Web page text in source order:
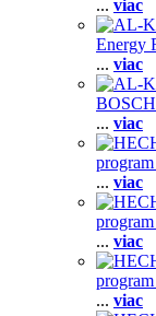
... viac
Energy
... viac
... viac
... viac
... viac
... viac